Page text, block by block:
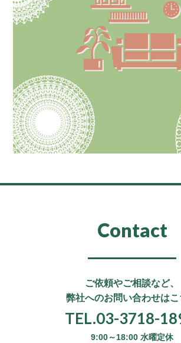
Contact
ご依頼やご相談など、
弊社へのお問い合わせはこ
TEL.03-3718-
9:00～18:00 水曜定休